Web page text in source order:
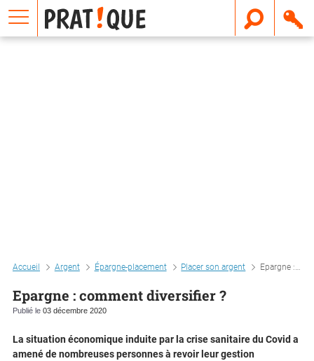
Accueil Argent Épargne-placement Placer son argent Epargne : comment diversifier ?
Epargne : comment diversifier ?
Publié le 03 décembre 2020
La situation économique induite par la crise sanitaire du Covid a
amené de nombreuses personnes à revoir leur gestion
E
m
a